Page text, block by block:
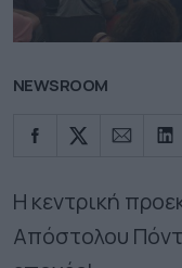
NEWSROOM
Η κεντρική
Απόστολου